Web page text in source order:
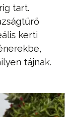
tart.
kerti
tájnak.